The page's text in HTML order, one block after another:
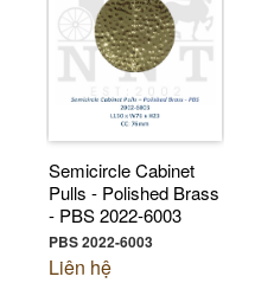
Semicircle Cabinet
Pulls - Polished Brass
- PBS 2022-6003
PBS 2022-6003
Liên hệ